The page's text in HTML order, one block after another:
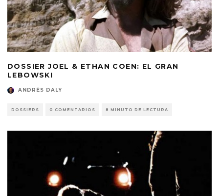
DOSSIER JOEL & ETHAN COEN: EL GRAN
LEBOWSKI
ANDRÉS DALY
DOSSIERS 0 COMENTARIOS 8 MINUTO DE LECTURA